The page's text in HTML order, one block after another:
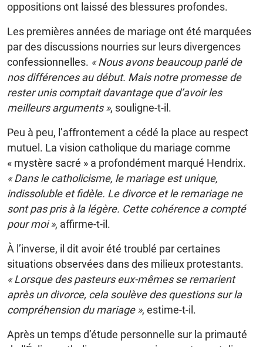
oppositions ont laissé des blessures profondes.
Les premières années de mariage ont été marquées
par des discussions nourries sur leurs divergences
confessionnelles. « Nous avons beaucoup parlé de
nos différences au début. Mais notre promesse de
rester unis comptait davantage que d’avoir les
meilleurs arguments », souligne-t-il.
Peu à peu, l’affrontement a cédé la place au respect
mutuel. La vision catholique du mariage comme
« mystère sacré » a profondément marqué Hendrix.
« Dans le catholicisme, le mariage est unique,
indissoluble et fidèle. Le divorce et le remariage ne
sont pas pris à la légère. Cette cohérence a compté
pour moi », affirme-t-il.
À l’inverse, il dit avoir été troublé par certaines
situations observées dans des milieux protestants.
« Lorsque des pasteurs eux-mêmes se remarient
après un divorce, cela soulève des questions sur la
compréhension du mariage », estime-t-il.
Après un temps d’étude personnelle sur la primauté